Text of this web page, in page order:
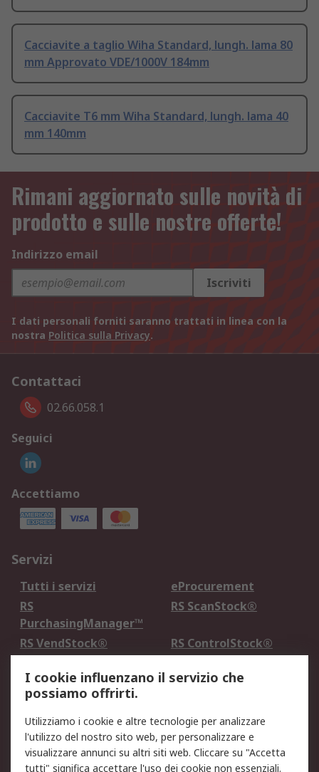
Cacciavite a taglio Wiha Standard, lungh. lama 80
mm Approvato VDE/1000V 184mm
Cacciavite T6 mm Wiha Standard, lungh. lama 40
mm 140mm
Rimani aggiornato sulle novità di
prodotto e sulle nostre offerte!
Indirizzo email
Iscriviti
I dati personali forniti saranno trattati in linea con la
nostra Politica sulla Privacy.
Contattaci
02.66.058.1
Seguici
Accettiamo
Servizi
Tutti i servizi
eProcurement
RS
PurchasingManager™
RS ScanStock®
RS VendStock®
RS ControlStock®
Legale
Informativa Cookie
Informativa Privacy -
Aggiornata
Email Security
Termini d'uso
I cookie influenzano il servizio che
possiamo offrirti.
Utilizziamo i cookie e altre tecnologie per analizzare
l'utilizzo del nostro sito web, per personalizzare e
visualizzare annunci su altri siti web. Cliccare su "Accetta
tutti" significa accettare l'uso dei cookie non essenziali.